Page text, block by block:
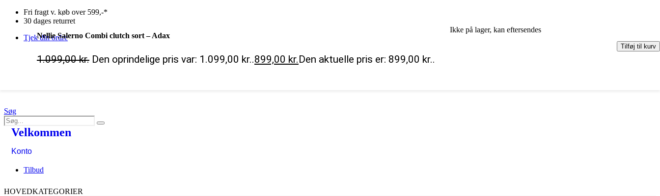
Fri fragt v. køb over 599,-*
30 dages returret
Tjek din ordre
Søg
Velkommen
Konto
Tilbud
HOVEDKATEGORIER
Nellie Salerno Combi clutch sort – Adax
1.099,00kr. Den oprindelige pris var: 1.099,00 kr..899,00 kr.Den aktuelle pris er: 899,00 kr..
Ikke på lager, kan eftersendes
Tilføj til kurv